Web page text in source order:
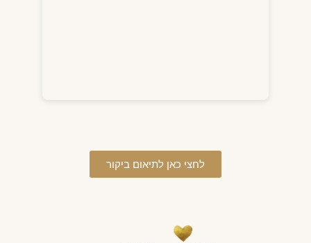
לחצי כאן לתיאום ביקור